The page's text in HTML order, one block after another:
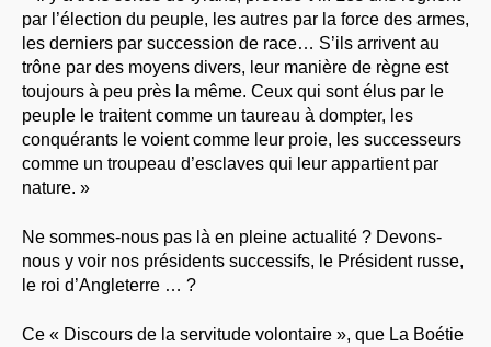
par l’élection du peuple, les autres par la force des armes,
les derniers par succession de race… S’ils arrivent au
trône par des moyens divers, leur manière de règne est
toujours à peu près la même. Ceux qui sont élus par le
peuple le traitent comme un taureau à dompter, les
conquérants le voient comme leur proie, les successeurs
comme un troupeau d’esclaves qui leur appartient par
nature. »
Ne sommes-nous pas là en pleine actualité ? Devons-
nous y voir nos présidents successifs, le Président russe,
le roi d’Angleterre … ?
Ce « Discours de la servitude volontaire », que La Boétie